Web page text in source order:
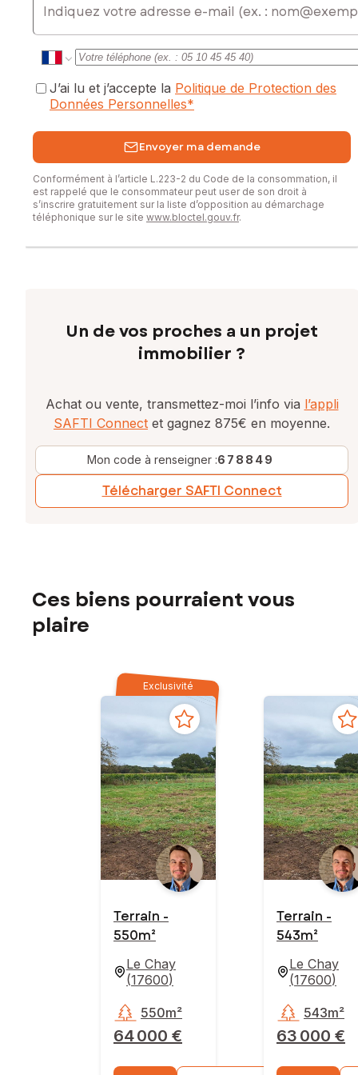
Contactez votre conseiller SAFTI : Véronique BÉLAY, Tél. :
0666211344, E-mail : veronique.belay@safti.fr - EI - Agent
commercial immatriculé au RSAC de La Rochelle sous le
numéro 987485380
J’ai lu et j’accepte la Politique de Protection des
Données Personnelles*
Envoyer ma demande
Conformément à l’article L.223-2 du Code de la consommation, il
est rappelé que le consommateur peut user de son droit à
s’inscrire gratuitement sur la liste d’opposition au démarchage
téléphonique sur le site www.bloctel.gouv.fr.
Un de vos proches a un projet
immobilier ?
Achat ou vente, transmettez-moi l’info via l’appli
SAFTI Connect et gagnez 875€ en moyenne.
Mon code à renseigner :678849
Télécharger SAFTI Connect
Ces biens pourraient vous
plaire
Exclusivité
Terrain -
550m²
Le Chay
(17600)
64 000 €
550m²
Terrain -
543m²
Le Chay
(17600)
63 000 €
543m²